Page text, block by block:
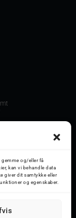
gemme og/eller få
kan vi behandle data
giver dit samtykke eller
og egenskaber.